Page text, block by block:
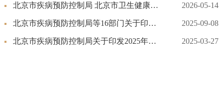
北京市疾病预防控制局 北京市卫生健康委员会 北京市中医药管理局关于印发2026年北京市卫生健康随机监督抽查计划的通知 2026-05-14
北京市疾病预防控制局等16部门关于印发北京市结核病防治规划（2025-2030年）的通知 2025-09-08
北京市疾病预防控制局关于印发2025年公共卫生领域行政检查计划工作的通知 2025-03-27